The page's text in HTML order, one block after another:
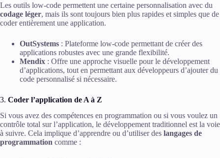
Les outils low-code permettent une certaine personnalisation avec du
codage léger, mais ils sont toujours bien plus rapides et simples que de
coder entièrement une application.
OutSystems : Plateforme low-code permettant de créer des
applications robustes avec une grande flexibilité.
Mendix : Offre une approche visuelle pour le développement
d’applications, tout en permettant aux développeurs d’ajouter du
code personnalisé si nécessaire.
3. Coder l’application de A à Z
Si vous avez des compétences en programmation ou si vous voulez un
contrôle total sur l’application, le développement traditionnel est la voie
à suivre. Cela implique d’apprendre ou d’utiliser des langages de
programmation comme :